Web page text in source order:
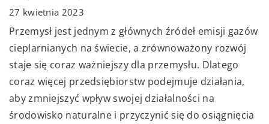
27 kwietnia 2023
Przemysł jest jednym z głównych źródeł emisji gazów
cieplarnianych na świecie, a zrównoważony rozwój
staje się coraz ważniejszy dla przemysłu. Dlatego
coraz więcej przedsiębiorstw podejmuje działania,
aby zmniejszyć wpływ swojej działalności na
środowisko naturalne i przyczynić się do osiągnięcia